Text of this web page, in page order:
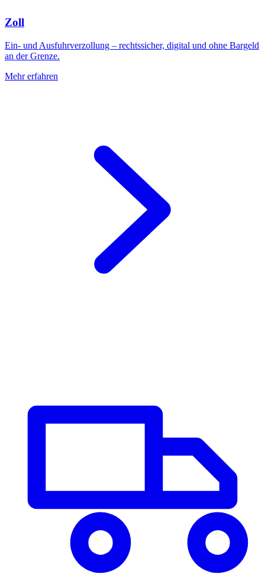
Zoll
Ein- und Ausfuhrverzollung – rechtssicher, digital und ohne Bargeld
an der Grenze.
Mehr erfahren